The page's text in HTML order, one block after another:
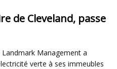
de Cleveland, passe
Management a
verte à ses immeubles